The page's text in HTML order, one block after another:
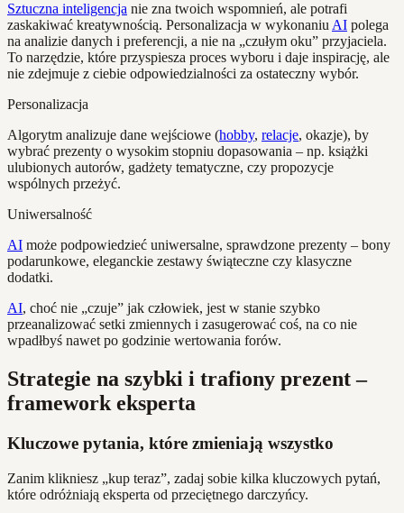
Sztuczna inteligencja nie zna twoich wspomnień, ale potrafi
zaskakiwać kreatywnością. Personalizacja w wykonaniuAI polega
na analizie danych i preferencji, a nie na „czułym oku” przyjaciela.
To narzędzie, które przyspiesza proces wyboru i daje inspirację, ale
nie zdejmuje z ciebie odpowiedzialności za ostateczny wybór.
Personalizacja
Algorytm analizuje dane wejściowe (hobby, relacje, okazje), by
wybrać prezenty o wysokim stopniu dopasowania – np. książki
ulubionych autorów, gadżety tematyczne, czy propozycje
wspólnych przeżyć.
Uniwersalność
AI może podpowiedzieć uniwersalne, sprawdzone prezenty – bony
podarunkowe, eleganckie zestawy świąteczne czy klasyczne
dodatki.
AI, choć nie „czuje” jak człowiek, jest w stanie szybko
przeanalizować setki zmiennych i zasugerować coś, na co nie
wpadłbyś nawet po godzinie wertowania forów.
Strategie na szybki i trafiony prezent –
framework eksperta
Kluczowe pytania, które zmieniają wszystko
Zanim klikniesz „kup teraz”, zadaj sobie kilka kluczowych pytań,
które odróżniają eksperta od przeciętnego darczyńcy.